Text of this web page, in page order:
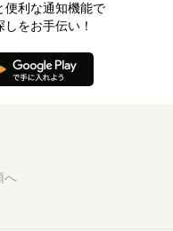
便利な通知機能で
をお手伝い！
へ